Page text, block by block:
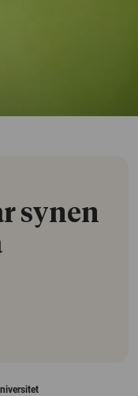
synen